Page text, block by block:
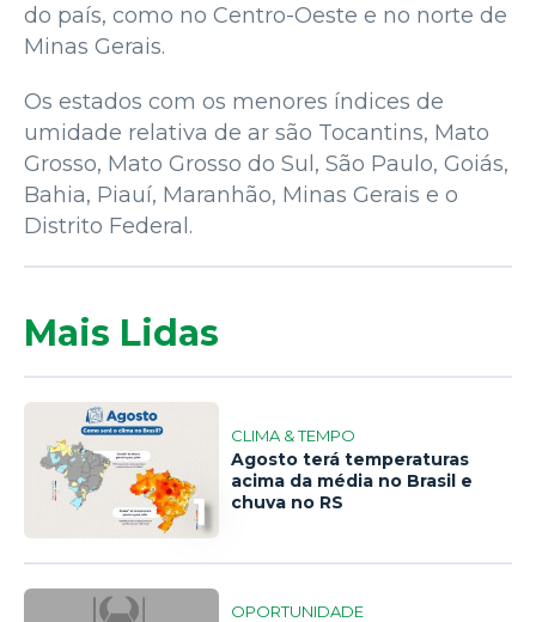
do país, como no Centro-Oeste e no norte de
Minas Gerais.
Os estados com os menores índices de
umidade relativa de ar são Tocantins, Mato
Grosso, Mato Grosso do Sul, São Paulo, Goiás,
Bahia, Piauí, Maranhão, Minas Gerais e o
Distrito Federal.
Mais Lidas
1
CLIMA & TEMPO
Agosto terá temperaturas
acima da média no Brasil e
chuva no RS
OPORTUNIDADE